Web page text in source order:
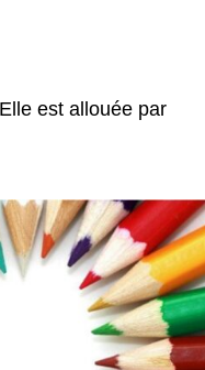
est allouée par